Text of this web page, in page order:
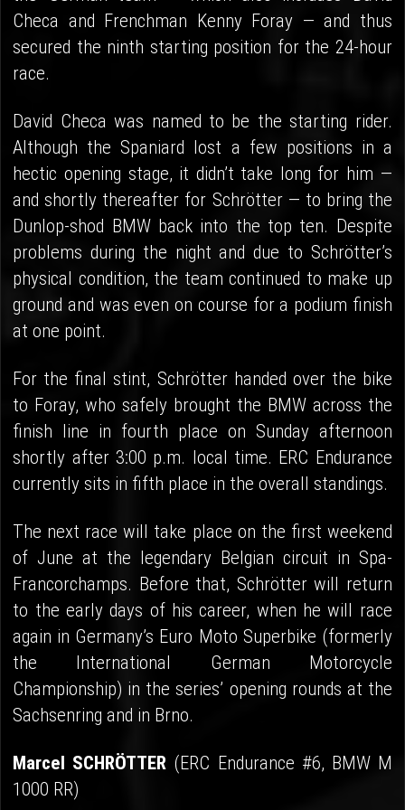
Checa and Frenchman Kenny Foray — and thus
secured the ninth starting position for the 24-hour
race.
David Checa was named to be the starting rider.
Although the Spaniard lost a few positions in a
hectic opening stage, it didn’t take long for him —
and shortly thereafter for Schrötter — to bring the
Dunlop-shod BMW back into the top ten. Despite
problems during the night and due to Schrötter’s
physical condition, the team continued to make up
ground and was even on course for a podium finish
at one point.
For the final stint, Schrötter handed over the bike
to Foray, who safely brought the BMW across the
finish line in fourth place on Sunday afternoon
shortly after 3:00 p.m. local time. ERC Endurance
currently sits in fifth place in the overall standings.
The next race will take place on the first weekend
of June at the legendary Belgian circuit in Spa-
Francorchamps. Before that, Schrötter will return
to the early days of his career, when he will race
again in Germany’s Euro Moto Superbike (formerly
the International German Motorcycle
Championship) in the series’ opening rounds at the
Sachsenring and in Brno.
Marcel SCHRÖTTER (ERC Endurance #6, BMW M
1000 RR)